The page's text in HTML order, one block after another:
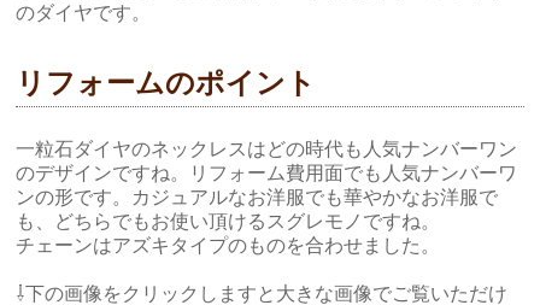
のダイヤです。
リフォームのポイント
一粒石ダイヤのネックレスはどの時代も人気ナンバーワン
のデザインですね。リフォーム費用面でも人気ナンバーワ
ンの形です。カジュアルなお洋服でも華やかなお洋服で
も、どちらでもお使い頂けるスグレモノですね。
チェーンはアズキタイプのものを合わせました。
⇩下の画像をクリックしますと大きな画像でご覧いただけ